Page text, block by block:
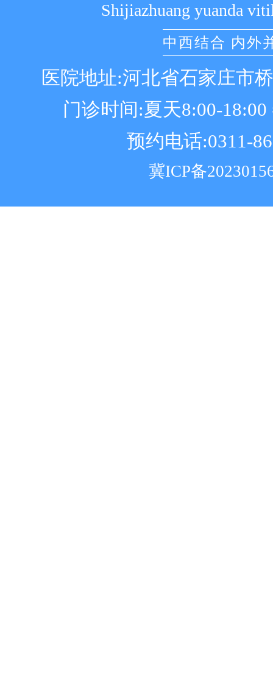
Shijiazhuang yuanda
中西结合 内外
医院地址:河北省石家庄市
门诊时间:夏天8:00-18:00
预约电话:0311-
冀ICP备